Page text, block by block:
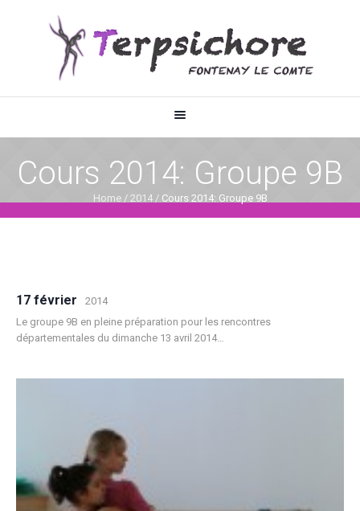
Cours 2014: Groupe 9B
Home / 2014 / Cours 2014: Groupe 9B
17 février
2014
Le groupe 9B en pleine préparation pour les rencontres
départementales du dimanche 13 avril 2014…